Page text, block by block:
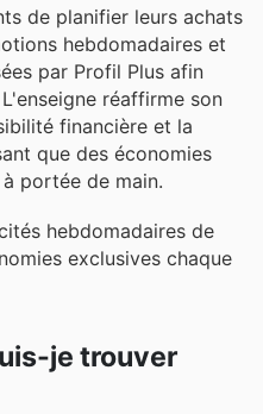
de planifier leurs achats
hebdomadaires et
par Profil Plus afin
réaffirme son
financière et la
que des économies
portée de main.
hebdomadaires de
exclusives chaque
je trouver